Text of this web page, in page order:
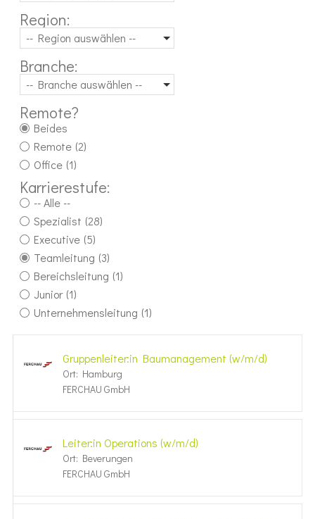
Region:
-- Region auswählen --
Branche:
-- Branche auswählen --
Remote?
Beides
Remote (2)
Office (1)
Karrierestufe:
-- Alle --
Spezialist (28)
Executive (5)
Teamleitung (3)
Bereichsleitung (1)
Junior (1)
Unternehmensleitung (1)
Grup­pen­leiter:in Bauma­na­ge­ment (w/m/d)
Ort: Hamburg
FERCHAU GmbH
Leiter:in Opera­tions (w/m/d)
Ort: Beverungen
FERCHAU GmbH